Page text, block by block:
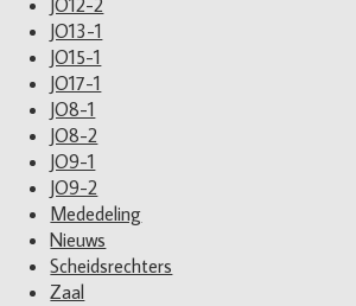
JO12-2
JO13-1
JO15-1
JO17-1
JO8-1
JO8-2
JO9-1
JO9-2
Mededeling
Nieuws
Scheidsrechters
Zaal